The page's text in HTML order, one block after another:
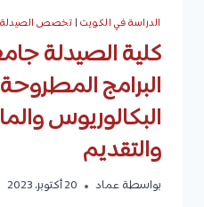
الدراسة في الكويت| تخصص الصيدلة
كلية الصيدلة
البرامج
البكالوريوس
والتقديم
بواسطة عماد 20 أكتوبر، 2023